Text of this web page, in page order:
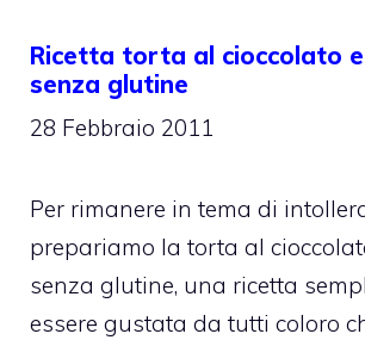
Ricetta torta al cioccolato
senza glutine
28 Febbraio 2011
Per rimanere in tema di
prepariamo la torta al
senza glutine, una ricetta
essere gustata da tutti coloro